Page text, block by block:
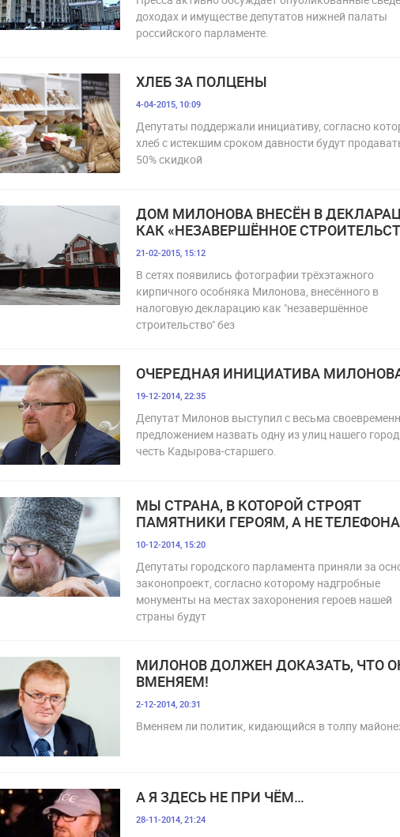
доходах и имуществе депутатов нижней палаты
российского парламенте.
ХЛЕБ ЗА ПОЛЦЕНЫ
4-04-2015, 10:09
Депутаты поддержали инициативу, согласно
хлеб с истекшим сроком давности будут
50% скидкой
ДОМ МИЛОНОВА ВНЕСЁН В
КАК «НЕЗАВЕРШЁННОЕ
21-02-2015, 15:12
В сетях появились фотографии трёхэтажного
кирпичного особняка Милонова, внесённого в
налоговую декларацию как "незавершённое
строительство" без
ОЧЕРЕДНАЯ ИНИЦИАТИВА
19-12-2014, 22:35
Депутат Милонов выступил с весьма
предложением назвать одну из улиц нашего
честь Кадырова-старшего.
МЫ СТРАНА, В КОТОРОЙ СТРОЯТ
ПАМЯТНИКИ ГЕРОЯМ, А НЕ
10-12-2014, 15:20
Депутаты городского парламента приняли за
законопроект, согласно которому надгробные
монументы на местах захоронения героев нашей
страны будут
МИЛОНОВ ДОЛЖЕН ДОКАЗАТЬ, ЧТО
ВМЕНЯЕМ!
2-12-2014, 20:31
Вменяем ли политик, кидающийся в толпу
А Я ЗДЕСЬ НЕ ПРИ ЧЁМ…
28-11-2014, 21:24